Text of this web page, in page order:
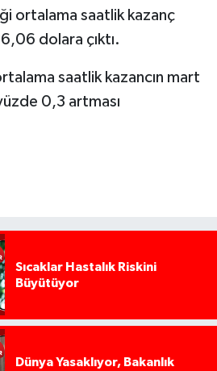
ortalama saatlik kazanç
dolara çıktı.
saatlik kazancın mart
0,3 artması
Sıcaklar Hastalık Riskini
Büyütüyor
Dünya Yasaklıyor, Bakanlık